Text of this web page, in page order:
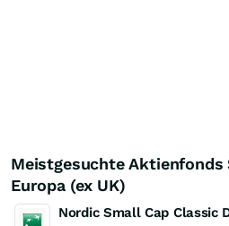
Meistgesuchte Aktienfonds
Europa (ex UK)
Nordic Small Cap Classic